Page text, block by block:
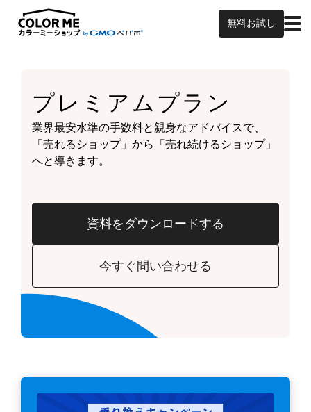
無料お試し
プレミアムプラン
業界最安水準の手数料と親身なアドバイスで、
「売れるショップ」から「売れ続けるショップ」
へと導きます。
資料をダウンロードする
今すぐ問い合わせる